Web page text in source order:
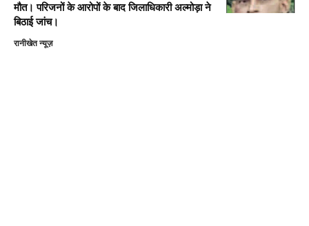
मौत। परिजनों के आरोपों के बाद जिलाधिकारी अल्मोड़ा ने
बिठाई जांच।
रानीखेत न्यूज़